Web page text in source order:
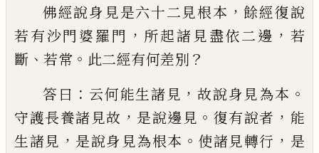
佛經說身見是六十二見根本 ，餘經復說
若有沙門婆羅門 ， 所起諸見盡依二邊 ， 若
斷 、 若常 。 此二經有何差別 ？
答曰 ： 云何能生諸 見 ，故說身見為本 。
守護長養諸見故 ， 是說邊見 。 復有說者 ， 能
生諸見 ， 是說身見為根本 。 使諸見轉行 ， 是